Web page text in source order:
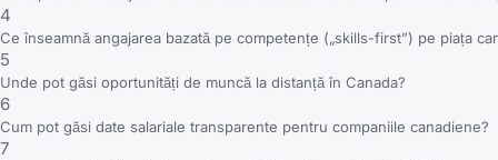
4
Ce înseamnă angajarea bazată pe competențe („skills-first”) pe piața
5
Unde pot găsi oportunități de muncă la distanță în Canada?
6
Cum pot găsi date salariale transparente pentru companiile canadiene?
7